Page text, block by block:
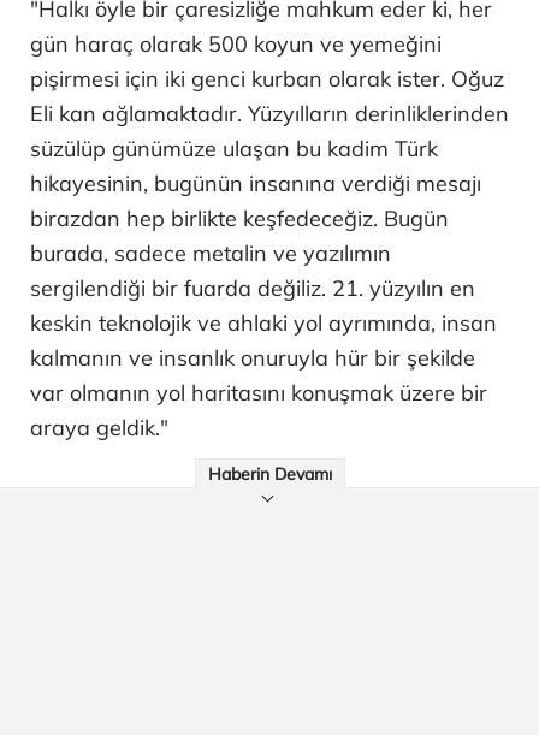
"Halkı öyle bir çaresizliğe mahkum eder ki, her
gün haraç olarak 500 koyun ve yemeğini
pişirmesi için iki genci kurban olarak ister. Oğuz
Eli kan ağlamaktadır. Yüzyılların derinliklerinden
süzülüp günümüze ulaşan bu kadim Türk
hikayesinin, bugünün insanına verdiği mesajı
birazdan hep birlikte keşfedeceğiz. Bugün
burada, sadece metalin ve yazılımın
sergilendiği bir fuarda değiliz. 21. yüzyılın en
keskin teknolojik ve ahlaki yol ayrımında, insan
kalmanın ve insanlık onuruyla hür bir şekilde
var olmanın yol haritasını konuşmak üzere bir
araya geldik."
Haberin Devamı